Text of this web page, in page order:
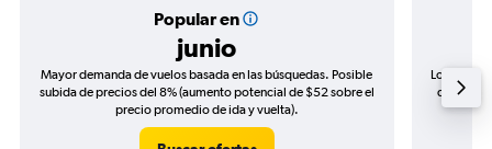
Popular en
junio
Mayor demanda de vuelos basada en las búsquedas. Posible
subida de precios del 8% (aumento potencial de $52 sobre el
precio promedio de ida y vuelta).
Los
de